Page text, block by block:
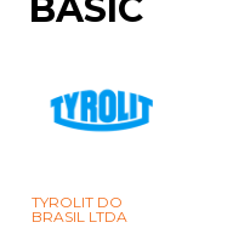
BASIC
TYROLIT DO
BRASIL LTDA